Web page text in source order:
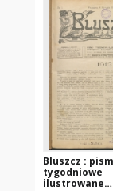
Bluszcz :
tygodniowe
ilustrowane